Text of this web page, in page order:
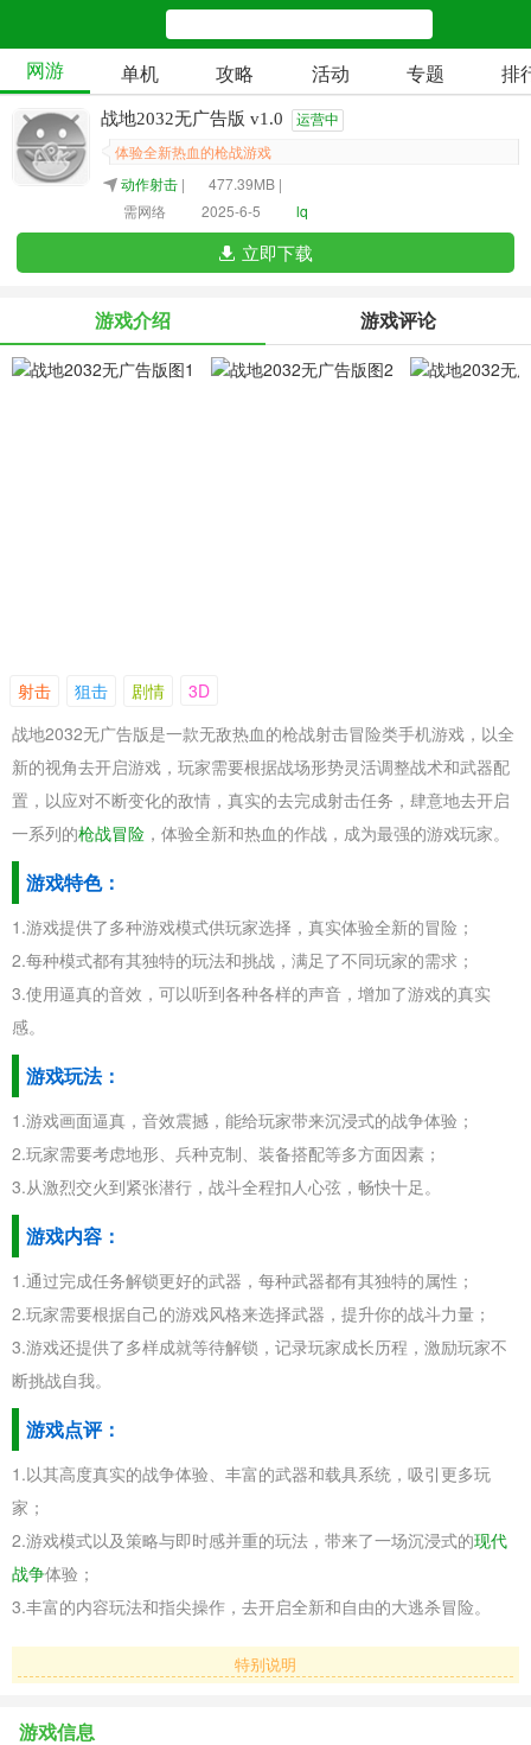
网游 单机 攻略 活动 专题 排
战地2032无广告版 v1.0 运营中
体验全新热血的枪战游戏
动作射击 |
477.39MB |
需网络
2025-6-5 lq
立即下载
游戏介绍 游戏评论
射击 狙击 剧情
3D
战地2032无广告版是一款无敌热血的枪战射击冒险类手机游戏，以全
新的视角去开启游戏，玩家需要根据战场形势灵活调整战术和武器配
置，以应对不断变化的敌情，真实的去完成射击任务，肆意地去开启
一系列的枪战冒险 ，体验全新和热血的作战，成为最强的游戏玩家。
游戏特色：
1.游戏提供了多种游戏模式供玩家选择，真实体验全新的冒险；
2.每种模式都有其独特的玩法和挑战，满足了不同玩家的需求；
3.使用逼真的音效，可以听到各种各样的声音，增加了游戏的真实
感。
游戏玩法：
1.游戏画面逼真，音效震撼，能给玩家带来沉浸式的战争体验；
2.玩家需要考虑地形、兵种克制、装备搭配等多方面因素；
3.从激烈交火到紧张潜行，战斗全程扣人心弦，畅快十足。
游戏内容：
1.通过完成任务解锁更好的武器，每种武器都有其独特的属性；
2.玩家需要根据自己的游戏风格来选择武器，提升你的战斗力量；
3.游戏还提供了多样成就等待解锁，记录玩家成长历程，激励玩家不
断挑战自我。
游戏点评：
1.以其高度真实的战争体验、丰富的武器和载具系统，吸引更多玩
家；
2.游戏模式以及策略与即时感并重的玩法，带来了一场沉浸式的现代
战争体验；
3.丰富的内容玩法和指尖操作，去开启全新和自由的大逃杀冒险。
特别说明
游戏信息